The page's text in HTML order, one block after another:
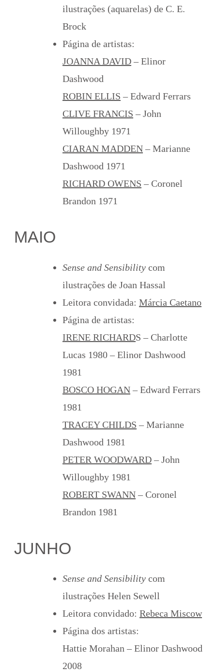
ilustrações (aquarelas) de C. E.
Brock
Página de artistas:
JOANNA DAVID– Elinor
Dashwood
ROBIN ELLIS – Edward Ferrars
CLIVE FRANCIS – John
Willoughby 1971
CIARAN MADDEN– Marianne
Dashwood 1971
RICHARD OWENS – Coronel
Brandon 1971
MAIO
Sense and Sensibility com
ilustrações de Joan Hassal
Leitora convidada: Márcia Caetano
Página de artistas:
IRENE RICHARDS – Charlotte
Lucas 1980 – Elinor Dashwood
1981
BOSCO HOGAN– Edward Ferrars
1981
TRACEY CHILDS – Marianne
Dashwood 1981
PETER WOODWARD– John
Willoughby 1981
ROBERT SWANN– Coronel
Brandon 1981
JUNHO
Sense and Sensibility com
ilustrações Helen Sewell
Leitora convidado: Rebeca Miscow
Página dos artistas:
Hattie Morahan – Elinor Dashwood
2008